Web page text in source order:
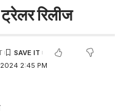
रिलीज
2024 2:45 PM